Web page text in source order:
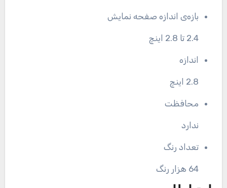
بازه‌ی اندازه صفحه نمایش
2.4 تا 2.8 اینچ
اندازه
2.8 اینچ
محافظت
ندارد
تعداد رنگ
64 هزار رنگ